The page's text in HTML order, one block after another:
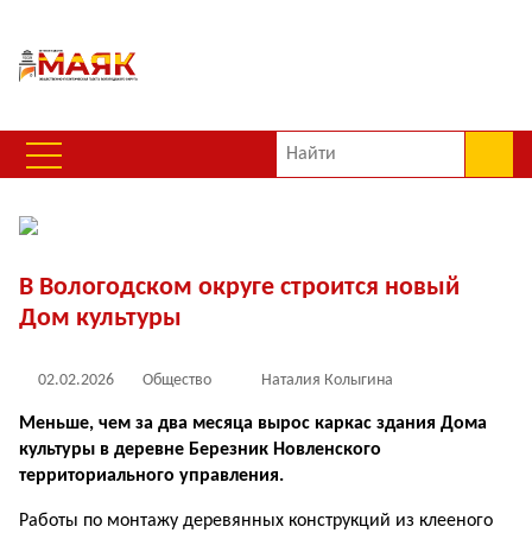
В Вологодском округе строится новый
Дом культуры
02.02.2026 Общество Наталия Колыгина
Меньше, чем за два месяца вырос каркас здания Дома
культуры в деревне Березник Новленского
территориального управления.
Работы по монтажу деревянных конструкций из клееного